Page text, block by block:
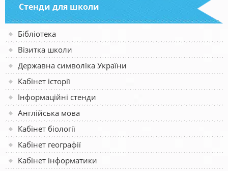
Стенди для школи
Бібліотека
Візитка школи
Державна символіка України
Кабінет історії
Інформаційні стенди
Англійська мова
Кабінет біології
Кабінет географії
Кабінет інформатики